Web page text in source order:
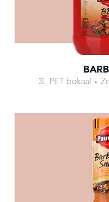
3L PET bokaal